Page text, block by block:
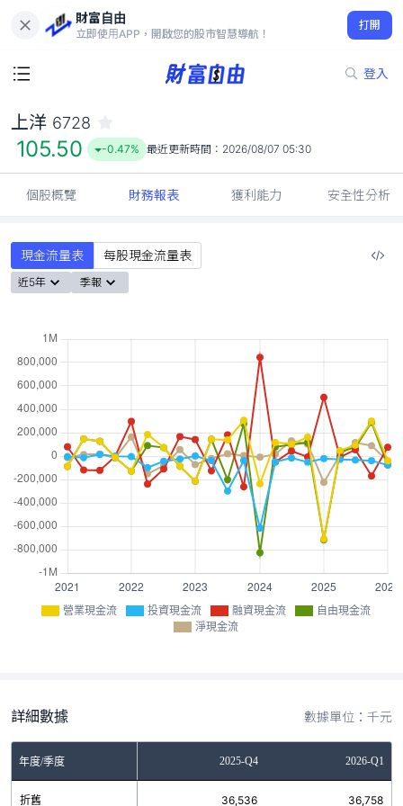
財富自由
立即使用APP，開啟您的股市智慧導航！
打開
登入
105.50
-0.47%
上洋 6728
105.50 -0.47% 最近更新時間： 2026/08/07 05:30
個股概覽 財務報表 獲利能力 安全性分析
現金流量表 每股現金流量表
近5年 季報
營業現金流 投資現金流 融資現金流
自由現金流
淨現金流
詳細數據 數據單位：千元
年度/季度 2025-Q4 2026-Q1
折舊 36,536 36,758